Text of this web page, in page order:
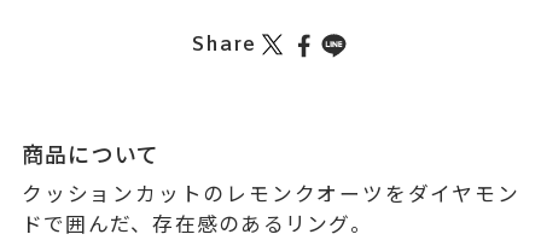
Share
商品について
クッションカットのレモンクオーツをダイヤモン
ドで囲んだ、存在感のあるリング。